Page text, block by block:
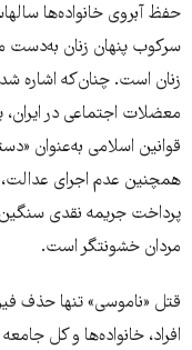
حفظ آبروی خانواده‌ها
سرکوب پنهان زنان به‌دست
زنان است. چنان‌که اشاره
معضلات اجتماعی در ایران،
قوانین اسلامی به‌عنوان
همچنین عدم اجرای
پرداخت جریمه نقدی سنگین
مردان خشونتگر است.
قتل‌ «ناموسی» تنها حذف
افراد، خانواده‌ها و کل